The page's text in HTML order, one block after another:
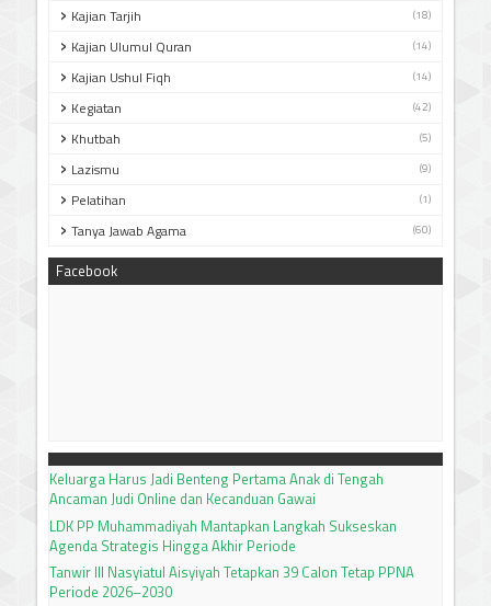
Kajian Tarjih (18)
Kajian Ulumul Quran (14)
Kajian Ushul Fiqh (14)
Kegiatan (42)
Khutbah (5)
Lazismu (9)
Pelatihan (1)
Tanya Jawab Agama (60)
Facebook
Keluarga Harus Jadi Benteng Pertama Anak di Tengah
Ancaman Judi Online dan Kecanduan Gawai
LDK PP Muhammadiyah Mantapkan Langkah Sukseskan
Agenda Strategis Hingga Akhir Periode
Tanwir III Nasyiatul Aisyiyah Tetapkan 39 Calon Tetap PPNA
Periode 2026–2030